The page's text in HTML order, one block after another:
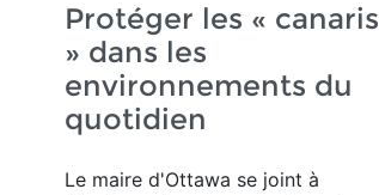
Protéger les « canaris
» dans les
environnements du
quotidien
Le maire d'Ottawa se joint à